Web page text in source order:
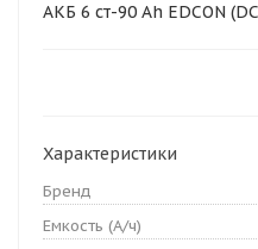
АКБ 6 ст-90 Ah EDCON
Характеристики
Бренд
Емкость (А/ч)